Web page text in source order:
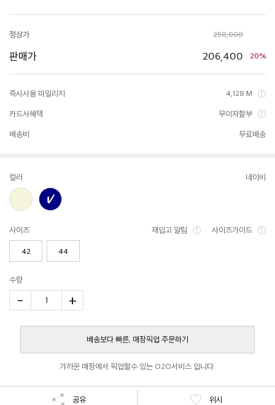
정상가 258,000
판매가 206,400 20%
즉시사용 마일리지 4,128 M
카드사혜택 무이자할부
배송비 무료배송
컬러 네이비
사이즈 재입고 알림 사이즈가이드
42 44
수량
- 1 +
배송보다 빠른, 매장픽업 주문하기
가까운 매장에서 픽업할수 있는 O2O서비스 입니다.
공유 위시